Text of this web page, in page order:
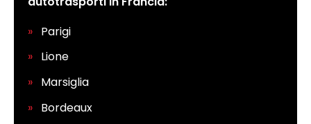
Parigi
Lione
Marsiglia
Bordeaux